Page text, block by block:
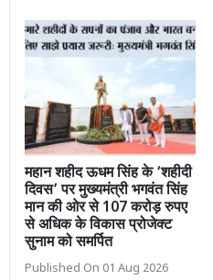
महान शहीद ऊधम सिंह के ‘शहीदी
दिवस’ पर मुख्यमंत्री भगवंत सिंह
मान की ओर से 107 करोड़ रुपए
से अधिक के विकास प्रोजेक्ट
सुनाम को समर्पित
Published On 01 Aug 2026